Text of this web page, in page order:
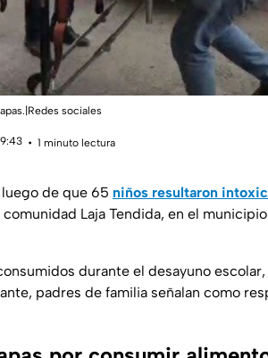
sociales
1 minuto lectura
luego de que 65 niños resultaron
Laja Tendida, en el
durante el desayuno
padres de familia señalan como